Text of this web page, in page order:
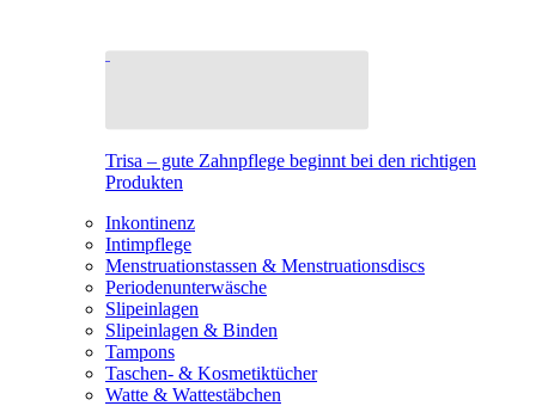
Trisa – gute Zahnpflege beginnt bei den richtigen
Produkten
Inkontinenz
Intimpflege
Menstruationstassen & Menstruationsdiscs
Periodenunterwäsche
Slipeinlagen
Slipeinlagen & Binden
Tampons
Taschen- & Kosmetiktücher
Watte & Wattestäbchen